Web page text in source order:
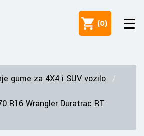
(0)
gume za 4X4 i SUV vozilo
R16 Wrangler Duratrac RT